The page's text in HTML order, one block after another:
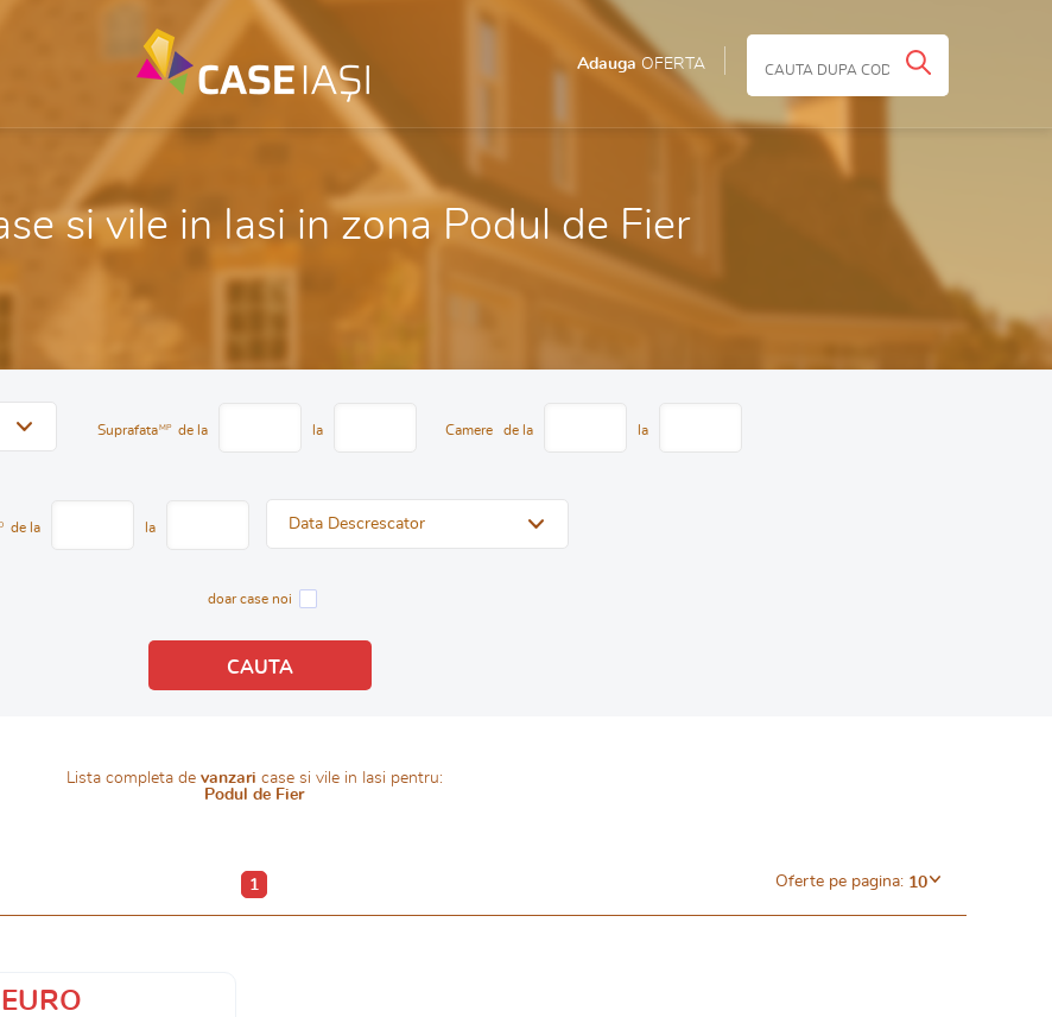
Adauga OFERTA
si vile in Iasi in zona Podul de Fier
Suprafata MP de la la Camere de la la
de la la Data Descrescator
doar case noi
Lista completa de vanzari case si vile in Iasi pentru:
Podul de Fier
1 Oferte pe pagina: 10